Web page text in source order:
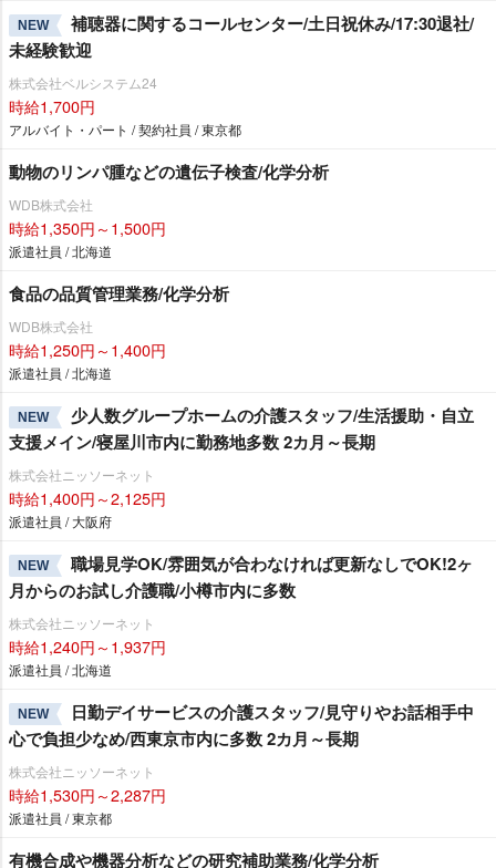
NEW
補聴器に関するコールセンター/土日祝休み/17:30退社/
未経験歓迎
株式会社ベルシステム24
時給1,700円
アルバイト・パート / 契約社員 / 東京都
動物のリンパ腫などの遺伝子検査/化学分析
WDB株式会社
時給1,350円～1,500円
派遣社員 / 北海道
食品の品質管理業務/化学分析
WDB株式会社
時給1,250円～1,400円
派遣社員 / 北海道
NEW
少人数グループホームの介護スタッフ/生活援助・自立
支援メイン/寝屋川市内に勤務地多数 2カ月～長期
株式会社ニッソーネット
時給1,400円～2,125円
派遣社員 / 大阪府
NEW
職場見学OK/雰囲気が合わなければ更新なしでOK!2ヶ
月からのお試し介護職/小樽市内に多数
株式会社ニッソーネット
時給1,240円～1,937円
派遣社員 / 北海道
NEW
日勤デイサービスの介護スタッフ/見守りやお話相手中
心で負担少なめ/西東京市内に多数 2カ月～長期
株式会社ニッソーネット
時給1,530円～2,287円
派遣社員 / 東京都
有機合成や機器分析などの研究補助業務/化学分析